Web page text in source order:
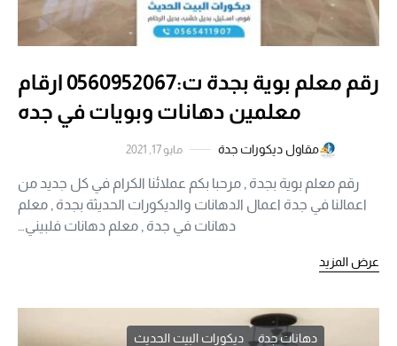
رقم معلم بوية بجدة ت:0560952067 ارقام
معلمين دهانات وبويات في جده
مقاول ديكورات جدة مايو 17, 2021
رقم معلم بوية بجدة , مرحبا بكم عملائنا الكرام في كل جديد من
اعمالنا في جدة اعمال الدهانات والديكورات الحديثة بجدة , معلم
دهانات في جدة , معلم دهانات فلبيني…
عرض المزيد
دهانات جدة ديكورات البيت الحديث